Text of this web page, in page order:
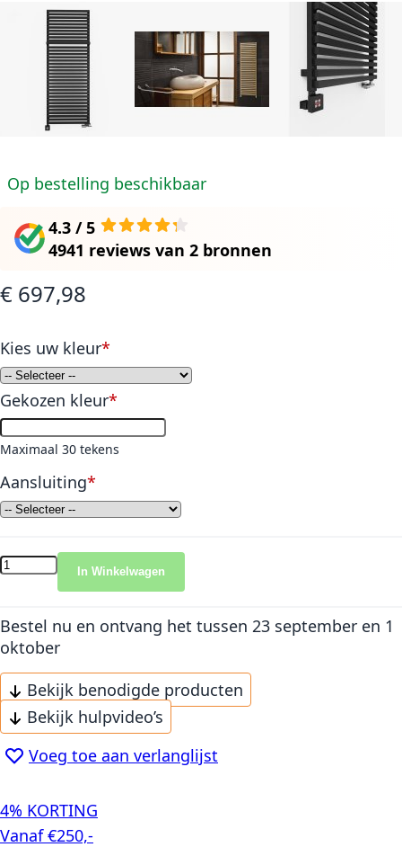
Op bestelling beschikbaar
4.3 / 5
4941 reviews van 2 bronnen
€ 697,98
Kies uw kleur
Gekozen kleur
Maximaal 30 tekens
Aansluiting
In Winkelwagen
Bestel nu en ontvang het tussen 23 september en 1
oktober
Bekijk benodigde producten
Bekijk hulpvideo’s
Voeg toe aan verlanglijst
4% KORTING
Vanaf €250,-